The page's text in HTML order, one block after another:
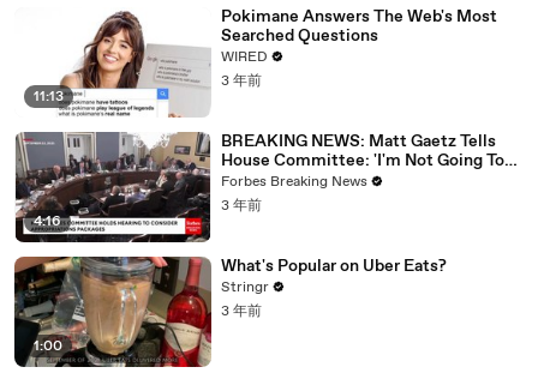
11:13
Pokimane Answers The Web's Most
Searched Questions
WIRED
3 年前
4:16
BREAKING NEWS: Matt Gaetz Tells
House Committee: 'I'm Not Going To
Vote For A Continuing Resolution'
Forbes Breaking News
3 年前
1:00
What's Popular on Uber Eats?
Stringr
3 年前